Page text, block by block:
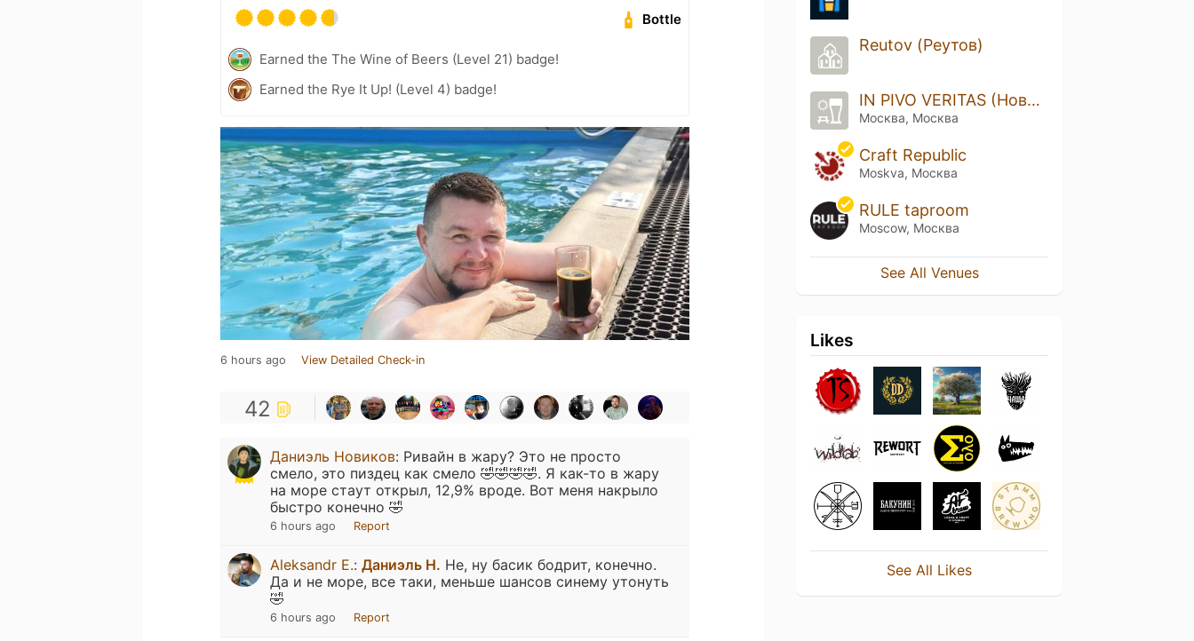
Bottle
Earned the The Wine of Beers (Level 21) badge!
Earned the Rye It Up! (Level 4) badge!
6 hours ago View Detailed Check-in
42
Даниэль Новиков: Ривайн в жару? Это не просто
смело, это пиздец как смело 🤣🤣🤣🤣. Я как-то в жару
на море стаут открыл, 12,9% вроде. Вот меня накрыло
быстро конечно 🤣
6 hours ago Report
Aleksandr E.: Даниэль Н. Не, ну басик бодрит, конечно.
Да и не море, все таки, меньше шансов синему утонуть
🤣
6 hours ago Report
Reutov (Реутов)
IN PIVO VERITAS (Новокосино)
Москва, Москва
Craft Republic
Moskva, Москва
RULE taproom
Moscow, Москва
See All Venues
Likes
See All Likes